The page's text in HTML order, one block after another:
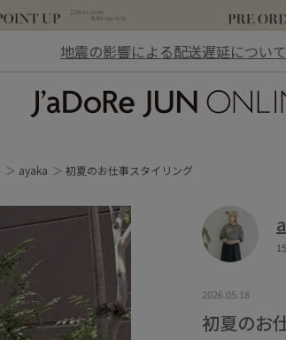
地震の影響による配送遅延について
ayaka 初夏のお仕事スタイリング
2026.05.18
初夏のお